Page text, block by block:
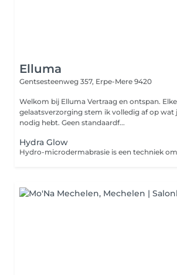
Elluma
Gentsesteenweg 357, Erpe-Mere 9420
Welkom bij Elluma Vertraag en ontspan. Elke massage en
gelaatsverzorging stem ik volledig af op
nodig hebt. Geen standaardf...
Hydra Glow